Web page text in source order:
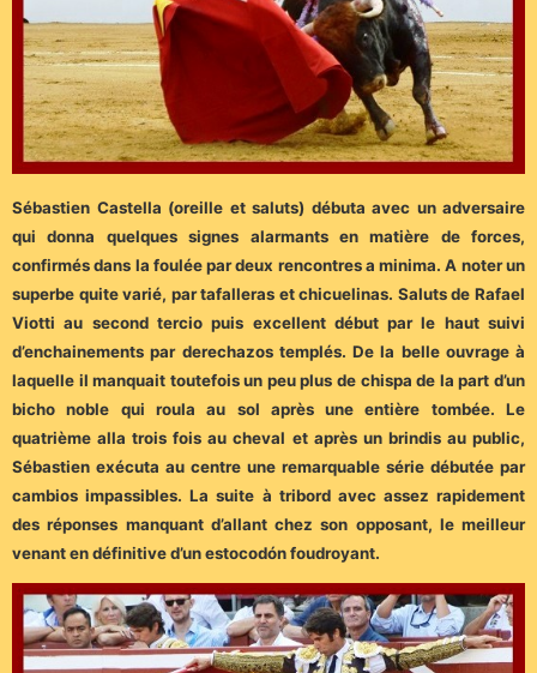
Sébastien Castella (oreille et saluts) débuta avec un adversaire
qui donna quelques signes alarmants en matière de forces,
confirmés dans la foulée par deux rencontres a minima. A noter un
superbe quite varié, par tafalleras et chicuelinas. Saluts de Rafael
Viotti au second tercio puis excellent début par le haut suivi
d’enchainements par derechazos templés. De la belle ouvrage à
laquelle il manquait toutefois un peu plus de chispa de la part d’un
bicho noble qui roula au sol après une entière tombée. Le
quatrième alla trois fois au cheval et après un brindis au public,
Sébastien exécuta au centre une remarquable série débutée par
cambios impassibles. La suite à tribord avec assez rapidement
des réponses manquant d’allant chez son opposant, le meilleur
venant en définitive d’un estocodón foudroyant.